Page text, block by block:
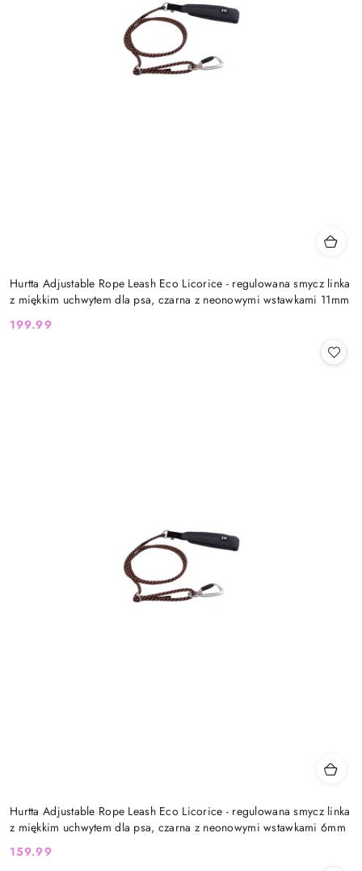
Hurtta Adjustable Rope Leash Eco Licorice - regulowana smycz linka
z miękkim uchwytem dla psa, czarna z neonowymi wstawkami 11mm
Cena:
199.99
Hurtta Adjustable Rope Leash Eco Licorice - regulowana smycz linka
z miękkim uchwytem dla psa, czarna z neonowymi wstawkami 6mm
Cena:
159.99